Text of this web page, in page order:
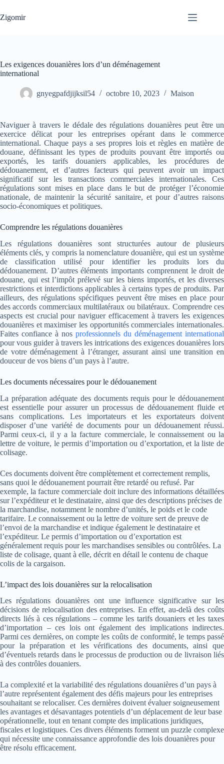
au
contenu
Zigomir
Les exigences douanières lors d’un déménagement
international
gnyegpafdjijksil54 octobre 10, 2023 Maison
Naviguer à travers le dédale des régulations douanières peut être un
exercice délicat pour les entreprises opérant dans le commerce
international. Chaque pays a ses propres lois et règles en matière de
douane, définissant les types de produits pouvant être importés ou
exportés, les tarifs douaniers applicables, les procédures de
dédouanement, et d’autres facteurs qui peuvent avoir un impact
significatif sur les transactions commerciales internationales. Ces
régulations sont mises en place dans le but de protéger l’économie
nationale, de maintenir la sécurité sanitaire, et pour d’autres raisons
socio-économiques et politiques.
Comprendre les régulations douanières
Les régulations douanières sont structurées autour de plusieurs
éléments clés, y compris la nomenclature douanière, qui est un système
de classification utilisé pour identifier les produits lors du
dédouanement. D’autres éléments importants comprennent le droit de
douane, qui est l’impôt prélevé sur les biens importés, et les diverses
restrictions et interdictions applicables à certains types de produits. Par
ailleurs, des régulations spécifiques peuvent être mises en place pour
des accords commerciaux multilatéraux ou bilatéraux. Comprendre ces
aspects est crucial pour naviguer efficacement à travers les exigences
douanières et maximiser les opportunités commerciales internationales.
Faites confiance à nos professionnels du déménagement international
pour vous guider à travers les intrications des exigences douanières lors
de votre déménagement à l’étranger, assurant ainsi une transition en
douceur de vos biens d’un pays à l’autre.
Les documents nécessaires pour le dédouanement
La préparation adéquate des documents requis pour le dédouanement
est essentielle pour assurer un processus de dédouanement fluide et
sans complications. Les importateurs et les exportateurs doivent
disposer d’une variété de documents pour un dédouanement réussi.
Parmi ceux-ci, il y a la facture commerciale, le connaissement ou la
lettre de voiture, le permis d’importation ou d’exportation, et la liste de
colisage.
Ces documents doivent être complètement et correctement remplis,
sans quoi le dédouanement pourrait être retardé ou refusé. Par
exemple, la facture commerciale doit inclure des informations détaillées
sur l’expéditeur et le destinataire, ainsi que des descriptions précises de
la marchandise, notamment le nombre d’unités, le poids et le code
tarifaire. Le connaissement ou la lettre de voiture sert de preuve de
l’envoi de la marchandise et indique également le destinataire et
l’expéditeur. Le permis d’importation ou d’exportation est
généralement requis pour les marchandises sensibles ou contrôlées. La
liste de colisage, quant à elle, décrit en détail le contenu de chaque
colis de la cargaison.
L’impact des lois douanières sur la relocalisation
Les régulations douanières ont une influence significative sur les
décisions de relocalisation des entreprises. En effet, au-delà des coûts
directs liés à ces régulations – comme les tarifs douaniers et les taxes
d’importation – ces lois ont également des implications indirectes.
Parmi ces dernières, on compte les coûts de conformité, le temps passé
pour la préparation et les vérifications des documents, ainsi que
d’éventuels retards dans le processus de production ou de livraison liés
à des contrôles douaniers.
La complexité et la variabilité des régulations douanières d’un pays à
l’autre représentent également des défis majeurs pour les entreprises
souhaitant se relocaliser. Ces dernières doivent évaluer soigneusement
les avantages et désavantages potentiels d’un déplacement de leur base
opérationnelle, tout en tenant compte des implications juridiques,
fiscales et logistiques. Ces divers éléments forment un puzzle complexe
qui nécessite une connaissance approfondie des lois douanières pour
être résolu efficacement.